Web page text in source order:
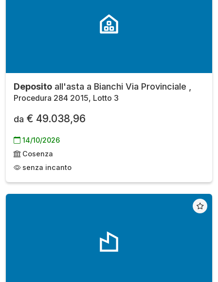
Deposito all'asta a Bianchi Via Provinciale ,
Procedura 284 2015, Lotto 3
da € 49.038,96
14/10/2026
Cosenza
senza incanto